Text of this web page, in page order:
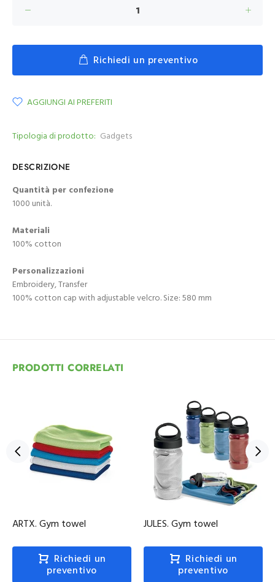
Richiedi un preventivo
AGGIUNGI AI PREFERITI
Tipologia di prodotto: Gadgets
DESCRIZIONE
Quantità per confezione
1000 unità.
Materiali
100% cotton
Personalizzazioni
Embroidery, Transfer
100% cotton cap with adjustable velcro. Size: 580 mm
PRODOTTI CORRELATI
ARTX. Gym towel
Richiedi un
preventivo
JULES. Gym towel
Richiedi un
preventivo